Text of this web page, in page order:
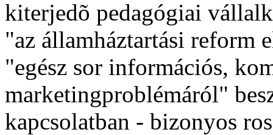
kiterjedõ pedagógiai
"az államháztartási reform
"egész sor információs,
marketingproblémáról"
kapcsolatban - bizonyos